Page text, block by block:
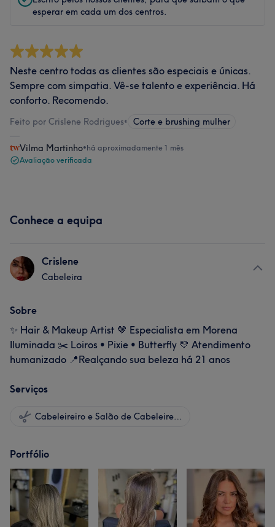
esperar em cada um dos centros.
Neste centro todas as clientes são especiais e únicas.
Sempre com simpatia. Vê-se talento e experiência. Há
conforto. Recomendo.
Feito por Crislene Rodrigues• Corte e brushing mulher
Vilma Martinho•há aproximadamente 1 mês
Avaliação verificada
Conhece a equipa
Crislene
Cabeleira
Sobre
✨ Hair & Makeup Artist 🤎 Especialista em Morena
Iluminada ✂️ Loiros • Pixie • Butterfly 💛 Atendimento
humanizado 📍Realçando sua beleza há 21 anos
Serviços
Cabeleireiro e Salão de Cabeleireiro
Portfólio